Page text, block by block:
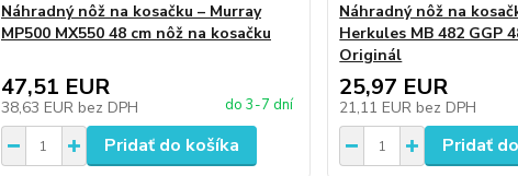
Náhradný nôž na kosačku – Murray
MP500 MX550 48 cm nôž na kosačku
47,51 EUR
38,63 EUR bez DPH do 3-7 dní
Pridať do košíka
Náhradný nôž na
Herkules MB 482 GGP
Originál
25,97 EUR
21,11 EUR bez DPH
Pridať